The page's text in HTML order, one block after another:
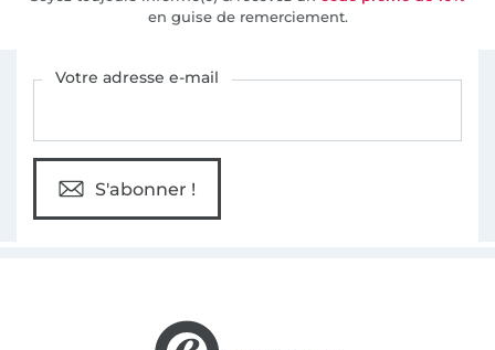
en guise de remerciement.
Votre adresse e-mail
S'abonner !